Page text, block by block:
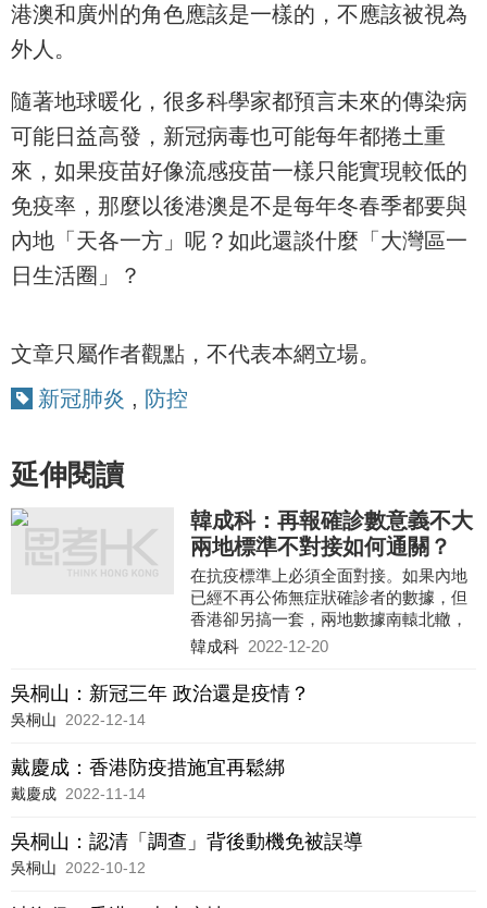
港澳和廣州的角色應該是一樣的，不應該被視為
外人。
隨著地球暖化，很多科學家都預言未來的傳染病
可能日益高發，新冠病毒也可能每年都捲土重
來，如果疫苗好像流感疫苗一樣只能實現較低的
免疫率，那麼以後港澳是不是每年冬春季都要與
內地「天各一方」呢？如此還談什麼「大灣區一
日生活圈」？
文章只屬作者觀點，不代表本網立場。
新冠肺炎 , 防控
延伸閱讀
韓成科：再報確診數意義不大
兩地標準不對接如何通關？
在抗疫標準上必須全面對接。如果內地
已經不再公佈無症狀確診者的數據，但
香港卻另搞一套，兩地數據南轅北轍，
如何對接通關？
韓成科 2022-12-20
吳桐山：新冠三年 政治還是疫情？
吳桐山 2022-12-14
戴慶成：香港防疫措施宜再鬆綁
戴慶成 2022-11-14
吳桐山：認清「調查」背後動機免被誤導
吳桐山 2022-10-12